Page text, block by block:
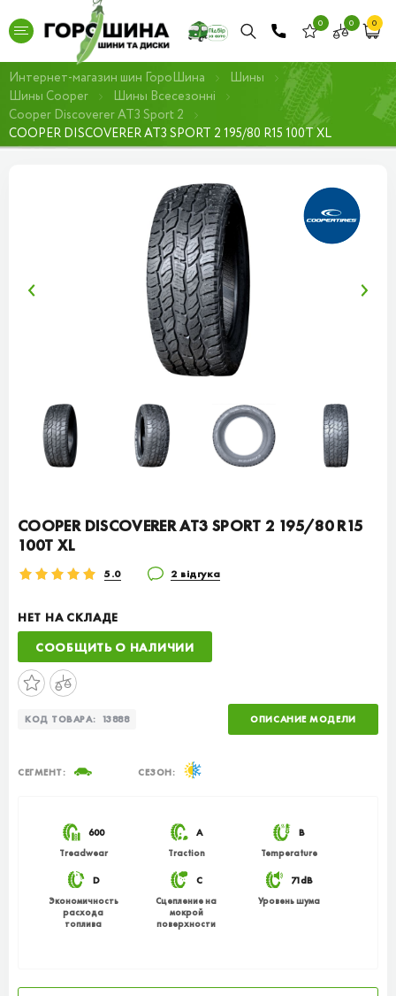
0 0 0
Интернет-магазин шин ГороШина
Шины
Шины Cooper
Шины Всесезонні
Cooper Discoverer AT3 Sport 2
COOPER DISCOVERER AT3 SPORT 2 195/80 R15 100T XL
COOPER DISCOVERER AT3 SPORT 2 195/80 R15
100T XL
5.0 2 відгука
НЕТ НА СКЛАДЕ
СООБЩИТЬ О НАЛИЧИИ
КОД ТОВАРА: 13888 ОПИСАНИЕ МОДЕЛИ
600
Treadwear
A
Traction
B
Temperature
D
Экономичность
расхода
топлива
C
Сцепление на
мокрой
поверхности
71dB
Уровень шума
СЕГМЕНТ: СЕЗОН: